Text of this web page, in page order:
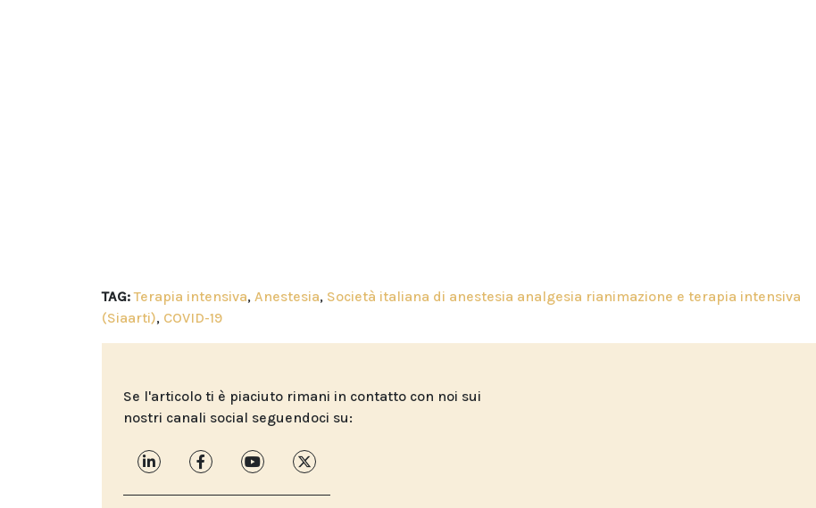
TAG: Terapia intensiva, Anestesia, Società italiana di anestesia analgesia rianimazione e terapia intensiva
(Siaarti), COVID-19
Se l'articolo ti è piaciuto rimani in contatto con noi sui
nostri canali social seguendoci su: